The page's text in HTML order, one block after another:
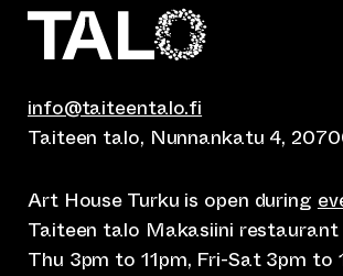
info@taiteentalo.fi
Taiteen talo, Nunnankatu 4,
Art House Turku is open during
Taiteen talo Makasiini
Thu 3pm to 11pm, Fri-Sat 3pm to